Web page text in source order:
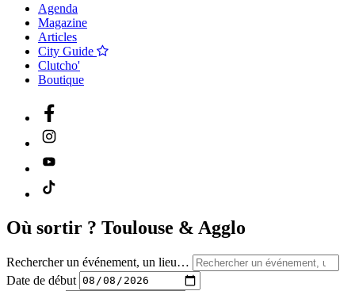
Agenda
Magazine
Articles
City Guide
Clutcho'
Boutique
Où sortir ? Toulouse & Agglo
Rechercher un événement, un lieu…
Date de début